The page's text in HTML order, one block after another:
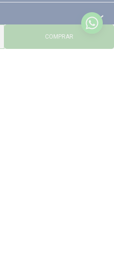
COMPRAR
PAGAMENTO